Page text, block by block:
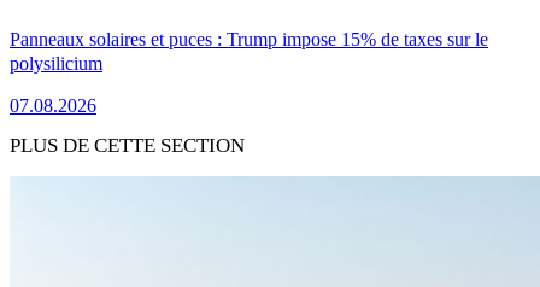
Panneaux solaires et puces : Trump impose 15% de taxes sur le
polysilicium
07.08.2026
PLUS DE CETTE SECTION